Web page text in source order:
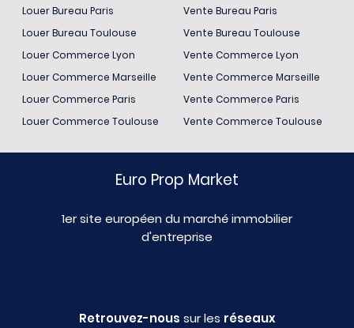
Louer Bureau Paris
Louer Bureau Toulouse
Louer Commerce Lyon
Louer Commerce Marseille
Louer Commerce Paris
Louer Commerce Toulouse
Vente Bureau Paris
Vente Bureau Toulouse
Vente Commerce Lyon
Vente Commerce Marseille
Vente Commerce Paris
Vente Commerce Toulouse
Euro Prop Market
1er site européen du marché immobilier
d'entreprise
Retrouvez-nous sur les réseaux